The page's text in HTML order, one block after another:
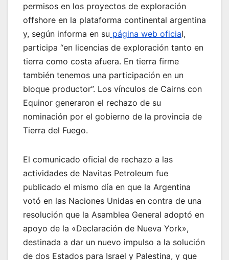
permisos en los proyectos de exploración
offshore en la plataforma continental argentina
y, según informa en su página web oficial,
participa “en licencias de exploración tanto en
tierra como costa afuera. En tierra firme
también tenemos una participación en un
bloque productor”. Los vínculos de Cairns con
Equinor generaron el rechazo de su
nominación por el gobierno de la provincia de
Tierra del Fuego.
El comunicado oficial de rechazo a las
actividades de Navitas Petroleum fue
publicado el mismo día en que la Argentina
votó en las Naciones Unidas en contra de una
resolución que la Asamblea General adoptó en
apoyo de la «Declaración de Nueva York»,
destinada a dar un nuevo impulso a la solución
de dos Estados para Israel y Palestina, y que